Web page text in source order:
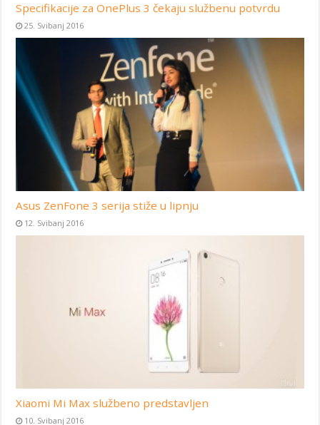
Specifikacije za OnePlus 3 čekaju službenu potvrdu
25. Svibanj 2016
Asus ZenFone 3 serija stiže u lipnju
12. Svibanj 2016
Xiaomi Mi Max službeno predstavljen
10. Svibanj 2016